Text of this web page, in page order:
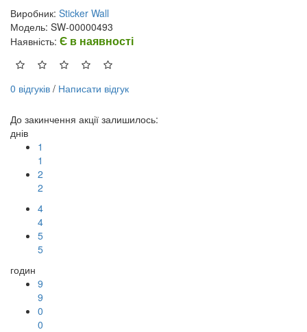
Виробник: Sticker Wall
Модель: SW-00000493
Наявність: Є в наявності
0 відгуків / Написати відгук
До закинчення акції залишилось:
днів
1
1
2
2
4
4
5
5
годин
9
9
0
0